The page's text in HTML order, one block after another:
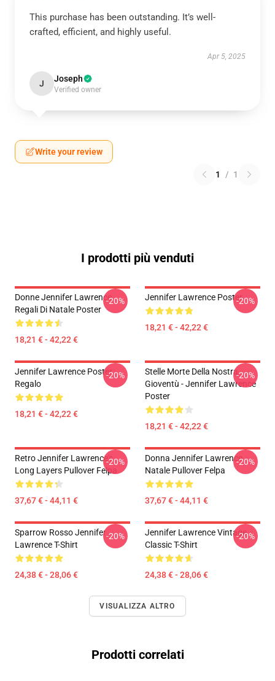
This purchase has been outstanding. It’s well-
crafted, efficient, and highly useful.
Apr 5, 2025
J Joseph
Verified owner
Write your review
1 / 1
I prodotti più venduti
Donne Jennifer Lawrence
Regali Di Natale Poster
18,21 € - 42,22 €
-20% Jennifer Lawrence Poster
18,21 € - 42,22 €
-20%
Jennifer Lawrence Poster
Regalo
18,21 € - 42,22 €
-20%
Stelle Morte Della Nostra
Gioventù - Jennifer Lawrence
Poster
18,21 € - 42,22 €
-20%
Retro Jennifer Lawrence's
Long Layers Pullover Felpa
37,67 € - 44,11 €
-20%
Donna Jennifer Lawrence
Natale Pullover Felpa
37,67 € - 44,11 €
-20%
Sparrow Rosso Jennifer
Lawrence T-Shirt
24,38 € - 28,06 €
-20%
Jennifer Lawrence Vintage
Classic T-Shirt
24,38 € - 28,06 €
-20%
VISUALIZZA ALTRO
Prodotti correlati